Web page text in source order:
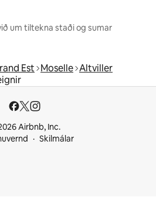
um tiltekna staði og sumar
Est Moselle Altviller
Airbnb, Inc.
Skilmálar